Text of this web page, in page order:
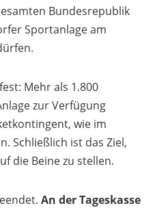
Bundesrepublik
Sportanlage am
Mehr als 1.800
zur Verfügung
wie im
Schließlich ist das Ziel,
die Beine zu stellen.
An der Tageskasse